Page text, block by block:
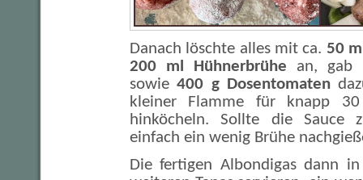
Danach löschte alles mit ca. 50
200 ml Hühnerbrühe an, gab
sowie400 g Dosentomaten
kleiner Flamme für knapp
hinköcheln. Sollte die Sauce
einfach ein wenig Brühe
Die fertigen Albondigas dann